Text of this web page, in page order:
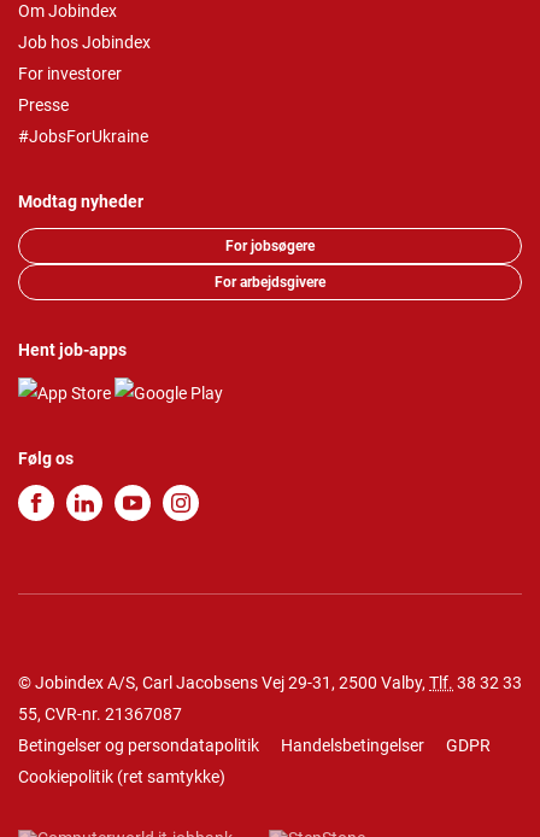
Om Jobindex
Job hos Jobindex
For investorer
Presse
#JobsForUkraine
Modtag nyheder
For jobsøgere
For arbejdsgivere
Hent job-apps
Følg os
© Jobindex A/S, Carl Jacobsens Vej 29-31, 2500 Valby, Tlf. 38 32 33
55, CVR-nr. 21367087
Betingelser og persondatapolitik
Handelsbetingelser
GDPR
Cookiepolitik (ret samtykke)